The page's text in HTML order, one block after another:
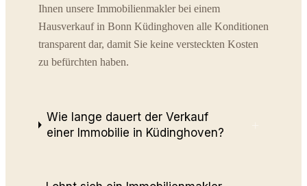
Ihnen unsere Immobilienmakler bei einem
Hausverkauf in Bonn Küdinghoven alle Konditionen
transparent dar, damit Sie keine versteckten Kosten
zu befürchten haben.
Wie lange dauert der Verkauf
einer Immobilie in Küdinghoven?